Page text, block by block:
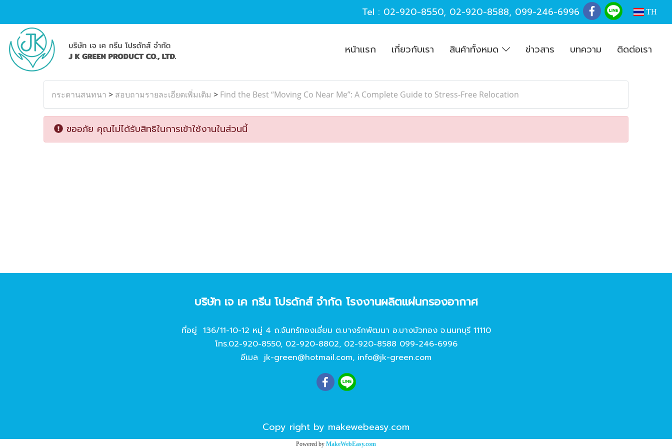
Tel : 02-920-8550, 02-920-8588, 099-246-6996 TH
หน้าแรก เกี่ยวกับเรา สินค้าทั้งหมด ข่าวสาร บทความ ติดต่อเรา
กระดานสนทนา > สอบถามรายละเอียดเพิ่มเติม > Find the Best “Moving Co Near Me”: A Complete Guide to Stress-Free Relocation
ขออภัย คุณไม่ได้รับสิทธิในการเข้าใช้งานในส่วนนี้
บริษัท เจ เค กรีน โปรดักส์ จํากัด โรงงานผลิตแผ่นกรองอากาศ
ที่อยู่ 136/11-10-12 หมู่ 4 ถ.จันทร์ทองเอี่ยม ต.บางรักพัฒนา อ.บางบัวทอง จ.นนทบุรี 11110
โทร.02-920-8550, 02-920-8802, 02-920-8588 099-246-6996
อีเมล jk-green@hotmail.com, info@jk-green.com
Copy right by makewebeasy.com
Powered by MakeWebEasy.com